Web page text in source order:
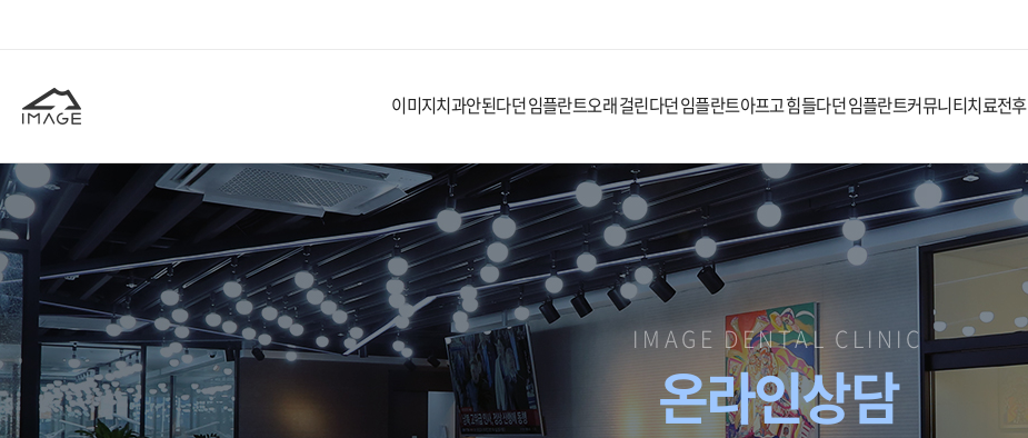
이미지치과안된다던 임플란트오래 걸린다던 임플란트아프고 힘들다던 임플란트커뮤니티치료전후
IMAGE DENTAL CLINIC
온라인상담